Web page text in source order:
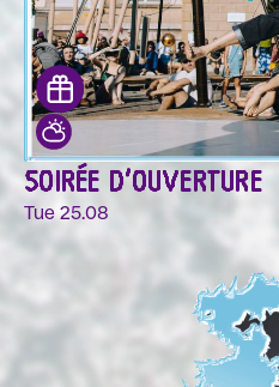
SOIRÉE D'OUVERTURE
Tue 25.08